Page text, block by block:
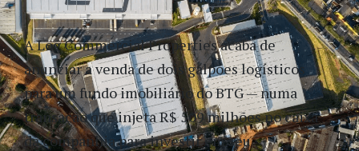
A Log Commercial Properties acaba de
anunciar a venda de dois galpões logísticos
para um fundo imobiliário do BTG — numa
transação que injeta R$ 509 milhões no caixa
da companhia para investir em seu